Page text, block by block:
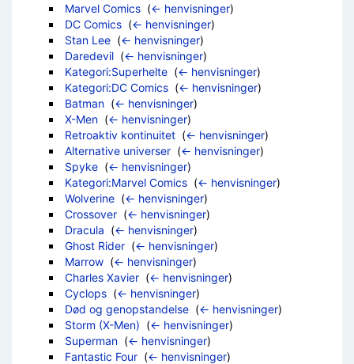
Marvel Comics‎ (← henvisninger)
DC Comics‎ (← henvisninger)
Stan Lee‎ (← henvisninger)
Daredevil‎ (← henvisninger)
Kategori:Superhelte‎ (← henvisninger)
Kategori:DC Comics‎ (← henvisninger)
Batman‎ (← henvisninger)
X-Men‎ (← henvisninger)
Retroaktiv kontinuitet‎ (← henvisninger)
Alternative universer‎ (← henvisninger)
Spyke‎ (← henvisninger)
Kategori:Marvel Comics‎ (← henvisninger)
Wolverine‎ (← henvisninger)
Crossover‎ (← henvisninger)
Dracula (← henvisninger)
Ghost Rider‎ (← henvisninger)
Marrow‎ (← henvisninger)
Charles Xavier‎ (← henvisninger)
Cyclops‎ (← henvisninger)
Død og genopstandelse‎ (← henvisninger)
Storm (X-Men) (← henvisninger)
Superman‎ (← henvisninger)
Fantastic Four‎ (← henvisninger)